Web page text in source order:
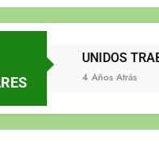
4 Años Atrás